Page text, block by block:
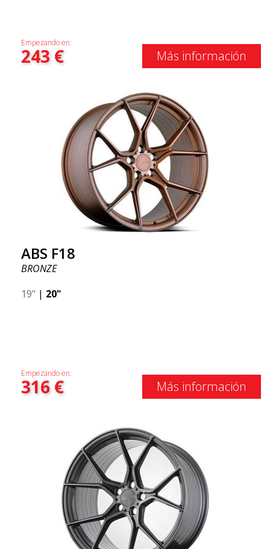
Empezando en:
243€ Más información
ABS F18
BRONZE
19" | 20"
Empezando en:
316€ Más información